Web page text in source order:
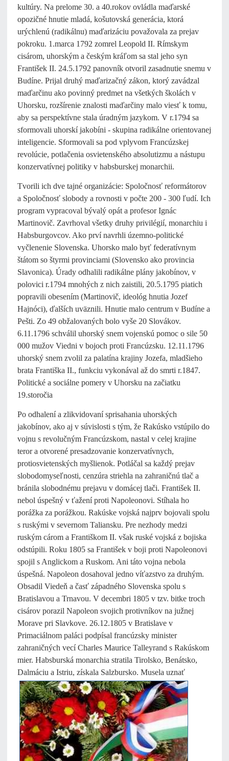
kultúry. Na prelome 30. a 40.rokov ovládla maďarské
opozičné hnutie mladá, košutovská generácia, ktorá
urýchlenú (radikálnu) maďarizáciu považovala za prejav
pokroku. 1.marca 1792 zomrel Leopold II. Rímskym
cisárom, uhorským a českým kráľom sa stal jeho syn
František II. 24.5.1792 panovník otvoril zasadnutie snemu v
Budíne. Prijal druhý maďarizačný zákon, ktorý zavádzal
maďarčinu ako povinný predmet na všetkých školách v
Uhorsku, rozšírenie znalosti maďarčiny malo viesť k tomu,
aby sa perspektívne stala úradným jazykom. V r.1794 sa
sformovali uhorskí jakobíni - skupina radikálne orientovanej
inteligencie. Sformovali sa pod vplyvom Francúzskej
revolúcie, potlačenia osvietenského absolutizmu a nástupu
konzervatívnej politiky v habsburskej monarchii.
Tvorili ich dve tajné organizácie: Spoločnosť reformátorov
a Spoločnosť slobody a rovnosti v počte 200 - 300 ľudí. Ich
program vypracoval bývalý opát a profesor Ignác
Martinovič. Zavrhoval všetky druhy privilégií, monarchiu i
Habsburgovcov. Ako prví navrhli územno-politické
vyčlenenie Slovenska. Uhorsko malo byť federatívnym
štátom so štyrmi provinciami (Slovensko ako provincia
Slavonica). Úrady odhalili radikálne plány jakobínov, v
polovici r.1794 mnohých z nich zaistili, 20.5.1795 piatich
popravili obesením (Martinovič, ideológ hnutia Jozef
Hajnóci), ďalších uväznili. Hnutie malo centrum v Budíne a
Pešti. Zo 49 obžalovaných bolo vyše 20 Slovákov.
6.11.1796 schválil uhorský snem vojenskú pomoc o sile 50
000 mužov Viedni v bojoch proti Francúzsku. 12.11.1796
uhorský snem zvolil za palatína krajiny Jozefa, mladšieho
brata Františka II., funkciu vykonával až do smrti r.1847.
Politické a sociálne pomery v Uhorsku na začiatku
19.storočia
Po odhalení a zlikvidovaní sprisahania uhorských
jakobínov, ako aj v súvislosti s tým, že Rakúsko vstúpilo do
vojnu s revolučným Francúzskom, nastal v celej krajine
teror a otvorené presadzovanie konzervatívnych,
protiosvietenských myšlienok. Potláčal sa každý prejav
slobodomyseľnosti, cenzúra striehla na zahraničnú tlač a
bránila slobodnému prejavu v domácej tlači. František II.
nebol úspešný v ťažení proti Napoleonovi. Stíhala ho
porážka za porážkou. Rakúske vojská najprv bojovali spolu
s ruskými v severnom Taliansku. Pre nezhody medzi
ruským cárom a Františkom II. však ruské vojská z bojiska
odstúpili. Roku 1805 sa František v boji proti Napoleonovi
spojil s Anglickom a Ruskom. Ani táto vojna nebola
úspešná. Napoleon dosahoval jedno víťazstvo za druhým.
Obsadil Viedeň a časť západného Slovenska spolu s
Bratislavou a Trnavou. V decembri 1805 v tzv. bitke troch
cisárov porazil Napoleon svojich protivníkov na južnej
Morave pri Slavkove. 26.12.1805 v Bratislave v
Primaciálnom paláci podpísal francúzsky minister
zahraničných vecí Charles Maurice Talleyrand s Rakúskom
mier. Habsburská monarchia stratila Tirolsko, Benátsko,
Dalmáciu a Istriu, získala Salzbursko. Musela uznať